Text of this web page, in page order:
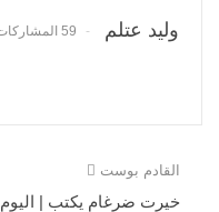
وليد عتلم 59 المشاركات
القادم بوست
خيرت ضرغام يكتب | اليوم